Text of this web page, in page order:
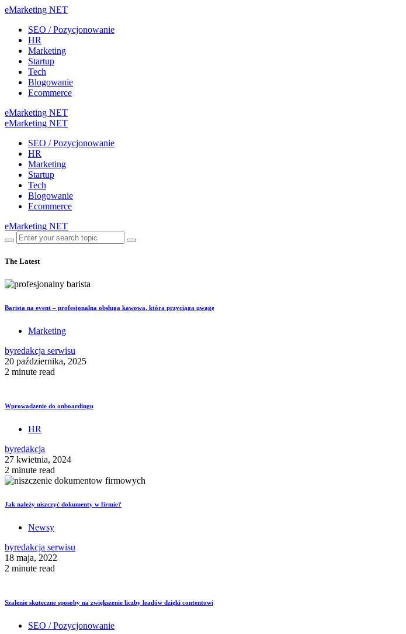
eMarketing NET
SEO / Pozycjonowanie
HR
Marketing
Startup
Tech
Blogowanie
Ecommerce
eMarketing NET
eMarketing NET
SEO / Pozycjonowanie
HR
Marketing
Startup
Tech
Blogowanie
Ecommerce
eMarketing NET
The Latest
Barista na event – profesjonalna obsługa kawowa, która przyciąga uwagę
Marketing
byredakcja serwisu
20 października, 2025
2 minute read
Wprowadzenie do onboardingu
HR
byredakcja
27 kwietnia, 2024
2 minute read
Jak należy niszczyć dokumenty w firmie?
Newsy
byredakcja serwisu
18 maja, 2022
2 minute read
Szalenie skuteczne sposoby na zwiększenie liczby leadów dzięki contentowi
SEO / Pozycjonowanie